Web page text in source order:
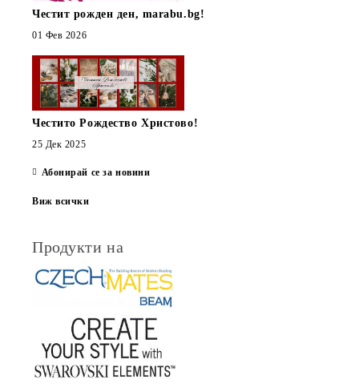
Честит рожден ден, marabu.bg!
01 Фев 2026
Честито Рождество Христово!
25 Дек 2025
Абонирай се за новини
Виж всички
Продукти на